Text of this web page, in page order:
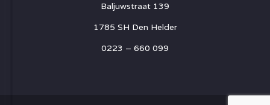
Baljuwstraat 139
1785 SH Den Helder
0223 – 660 099